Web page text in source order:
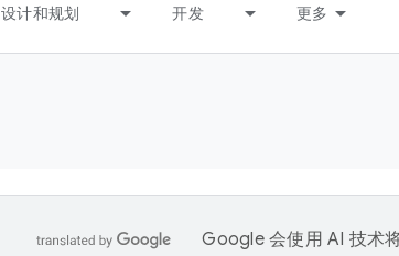
设计和规划 开发 更多
Google 会使用 AI 技术